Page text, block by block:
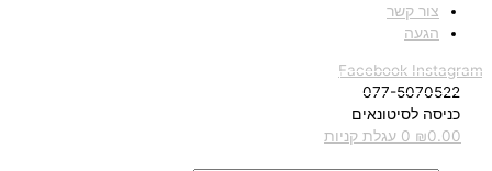
צור קשר
הגעה
Facebook Instagram
077-5070522
כניסה לסיטונאים
₪0.00
0 עגלת קניות